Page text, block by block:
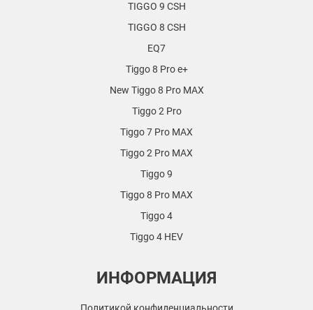
TIGGO 9 CSH
TIGGO 8 CSH
EQ7
Tiggo 8 Pro e+
New Tiggo 8 Pro MAX
Tiggo 2 Pro
Tiggo 7 Pro MAX
Tiggo 2 Pro MAX
Tiggo 9
Tiggo 8 Pro MAX
Tiggo 4
Tiggo 4 HEV
ИНФОРМАЦИЯ